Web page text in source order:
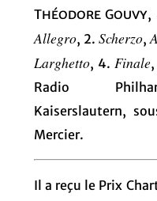
Théodore Gouvy,
Allegro, 2. Scherzo,
Larghetto, 4. Finale,
Radio
Kaiserslautern,
Mercier.
Il a reçu le Prix